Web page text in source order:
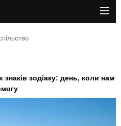
знаків зодіаку: день, коли нам